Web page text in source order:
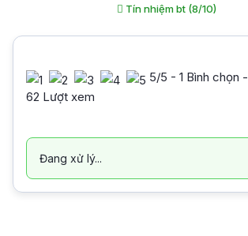
Tín nhiệm bt (8/10)
5/5 - 1 Bình chọn -
62 Lượt xem
Đang xử lý...